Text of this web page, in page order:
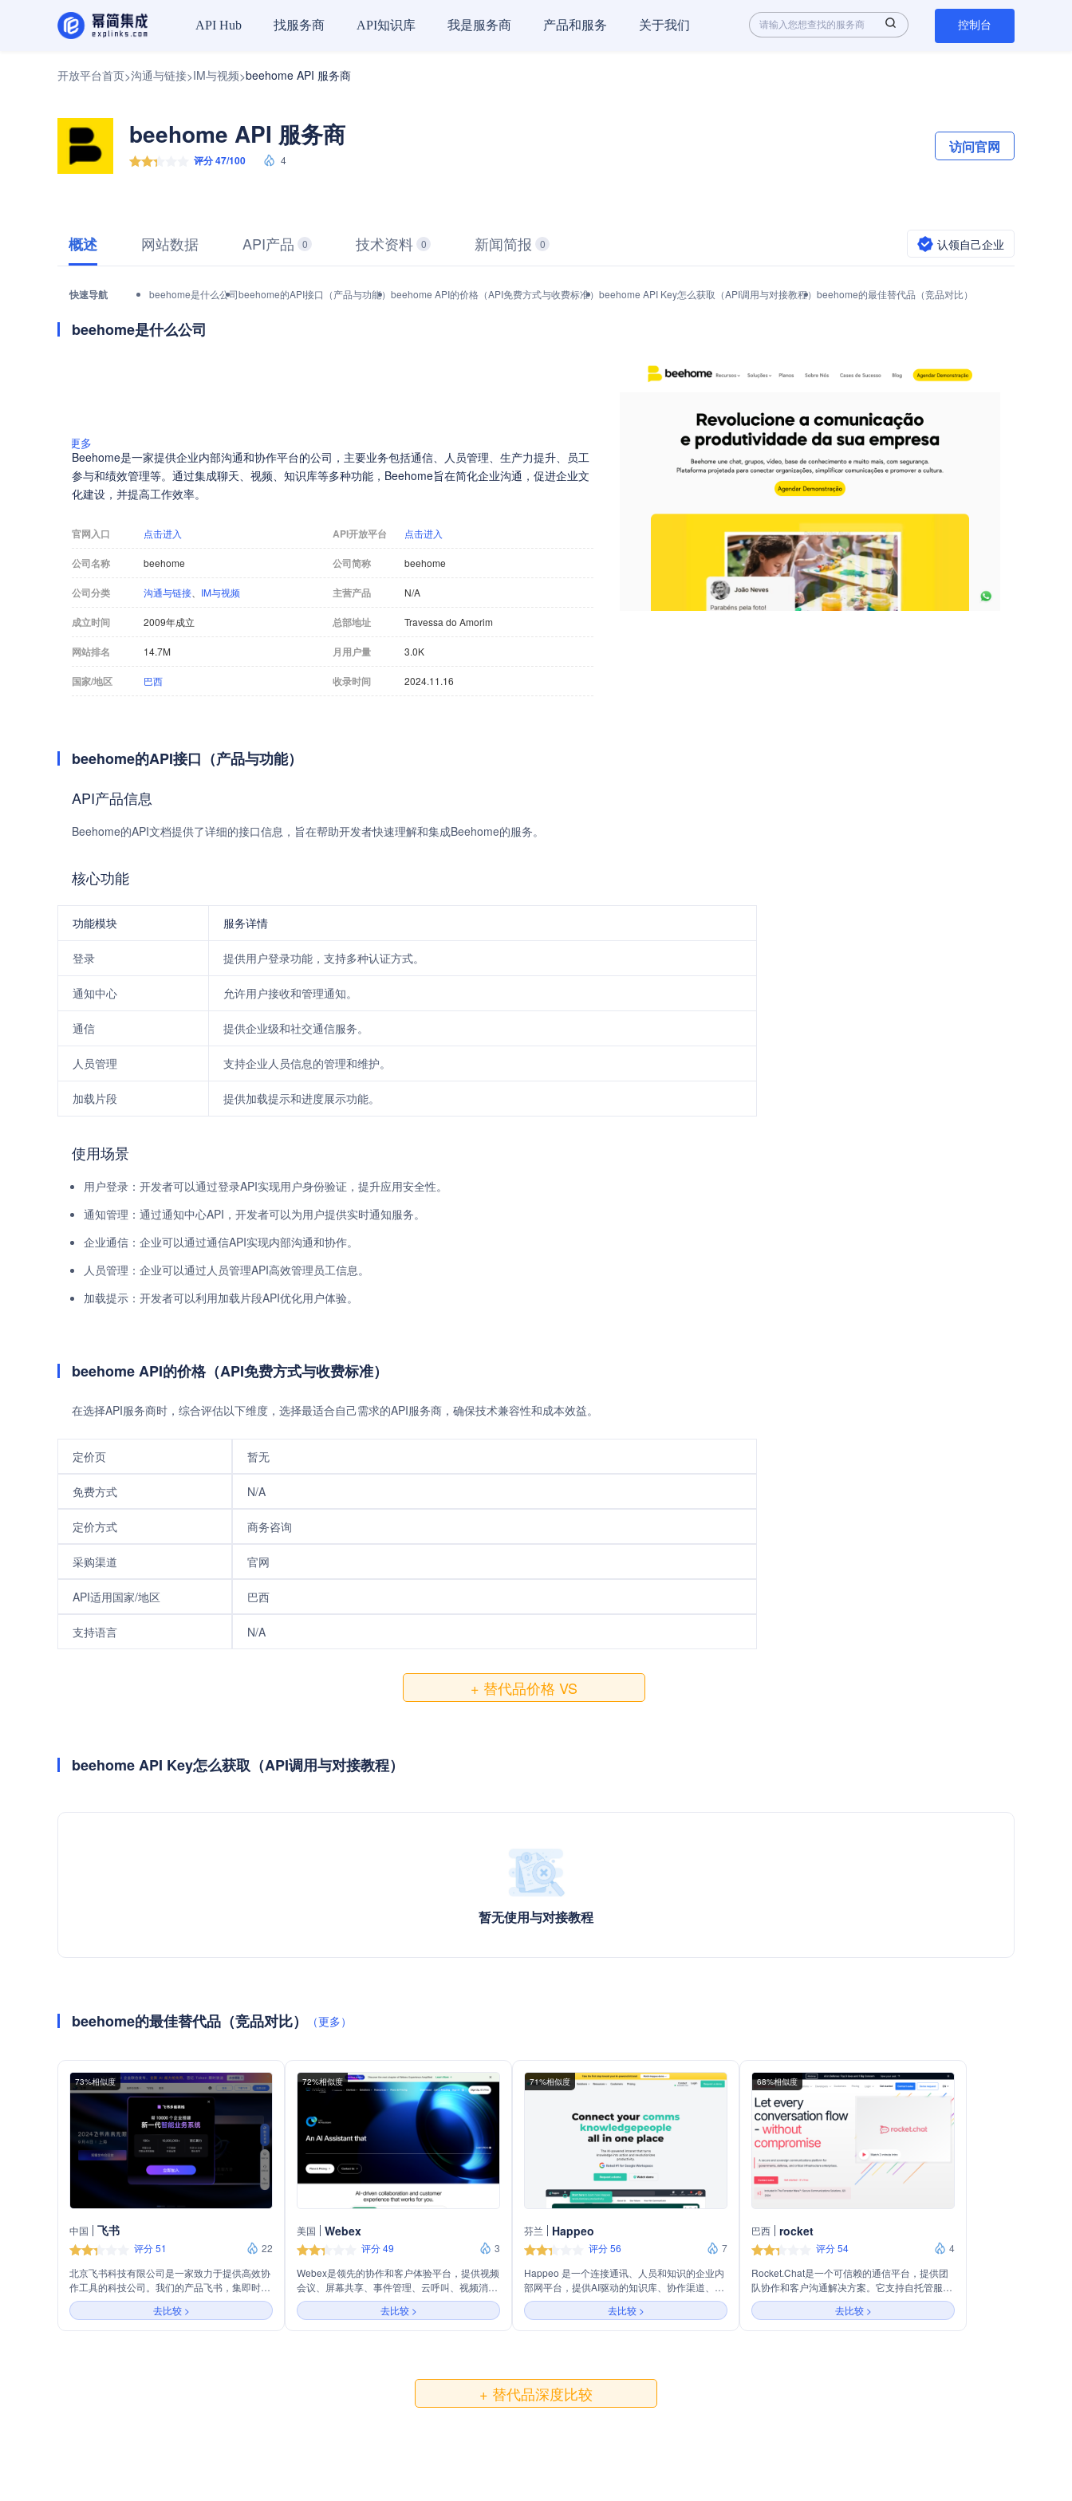
API Hub 找服务商 API知识库 我是服务商 产品和服务 关于我们 控制台
开放平台首页>沟通与链接>IM与视频>beehome API 服务商
beehome API 服务商
评分 47/100 4
访问官网
概述 网站数据 API产品 0 技术资料 0 新闻简报 0 认领自己企业
快速导航 beehome是什么公司beehome的API接口（产品与功能） beehome API的价格（API免费方式与收费标准） beehome API Key怎么获取（API调用与对接教程） beehome的最佳替代品（竞品对比）
beehome是什么公司
更多
Beehome是一家提供企业内部沟通和协作平台的公司，主要业务包括通信、人员管理、生产力提升、员工
参与和绩效管理等。通过集成聊天、视频、知识库等多种功能，Beehome旨在简化企业沟通，促进企业文
化建设，并提高工作效率。
官网入口 点击进入 API开放平台 点击进入
公司名称 beehome 公司简称 beehome
公司分类 沟通与链接 IM与视频 主营产品 N/A
成立时间 2009年成立 总部地址 Travessa do Amorim
网站排名 14.7M 月用户量 3.0K
国家/地区 巴西 收录时间 2024.11.16
beehome的API接口（产品与功能）
API产品信息
Beehome的API文档提供了详细的接口信息，旨在帮助开发者快速理解和集成Beehome的服务。
核心功能
功能模块 服务详情
登录 提供用户登录功能，支持多种认证方式。
通知中心 允许用户接收和管理通知。
通信 提供企业级和社交通信服务。
人员管理 支持企业人员信息的管理和维护。
加载片段 提供加载提示和进度展示功能。
使用场景
用户登录：开发者可以通过登录API实现用户身份验证，提升应用安全性。
通知管理：通过通知中心API，开发者可以为用户提供实时通知服务。
企业通信：企业可以通过通信API实现内部沟通和协作。
人员管理：企业可以通过人员管理API高效管理员工信息。
加载提示：开发者可以利用加载片段API优化用户体验。
beehome API的价格（API免费方式与收费标准）
在选择API服务商时，综合评估以下维度，选择最适合自己需求的API服务商，确保技术兼容性和成本效益。
定价页 暂无
免费方式 N/A
定价方式 商务咨询
采购渠道 官网
API适用国家/地区 巴西
支持语言 N/A
+ 替代品价格 VS
beehome API Key怎么获取（API调用与对接教程）
暂无使用与对接教程
beehome的最佳替代品（竞品对比） （更多）
73%相似度
中国 飞书
评分 51
22
北京飞书科技有限公司是一家致力于提供高效协
作工具的科技公司。我们的产品飞书，集即时通
讯、日历、文档、视频会议等功能于一体，旨在
帮助团队和企业实现无缝沟通与协作。通过飞
书，用户可以轻松管理日程、共享文件、召开会
去比较 >
72%相似度
美国 Webex
评分 49
3
Webex是领先的协作和客户体验平台，提供视频
会议、屏幕共享、事件管理、云呼叫、视频消
息、群组消息、互动问答、网络研讨会和数字共
创等解决方案。Webex还提供AI驱动的协作设备
和工作空间设计工具，以及云联系中心和劳动力
去比较 >
71%相似度
芬兰 Happeo
评分 56
7
Happeo 是一个连接通讯、人员和知识的企业内
部网平台，提供AI驱动的知识库、协作渠道、搜
索、员工支持、分析、移动应用和治理等功能，
旨在提高企业内部沟通和协作效率。
去比较 >
68%相似度
巴西 rocket
评分 54
4
Rocket.Chat是一个可信赖的通信平台，提供团
队协作和客户沟通解决方案。它支持自托管服务
器部署，拥有开放源代码和企业级特性，包括联
邦和桥接、集成、应用市场和专业服务。
去比较 >
+ 替代品深度比较